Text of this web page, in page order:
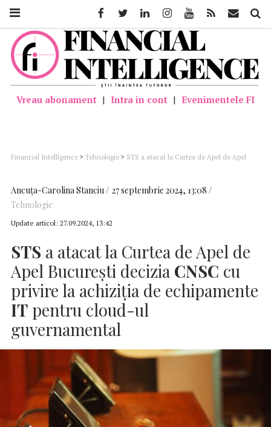
Vreau abonament | Intra in cont | Evenimentele FI
Financial Intelligence > Tehnologie > STS a atacat la Curtea de Apel de Apel
Ancuţa-Carolina Stanciu
27 septembrie 2024, 13:08
Tehnologie
Update articol: 27.09.2024, 13:42
STS a atacat la Curtea de Apel de
Apel București deciziaCNSC cu
privire la achiziția de echipamente
IT pentru cloud-ul
guvernamental
FacebookTwitter LinkedinInstagramYoutube Feed Mail